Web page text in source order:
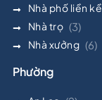
Nhà phố liền kề
Nhà trọ (3)
Nhà xưởng (6)
Phường